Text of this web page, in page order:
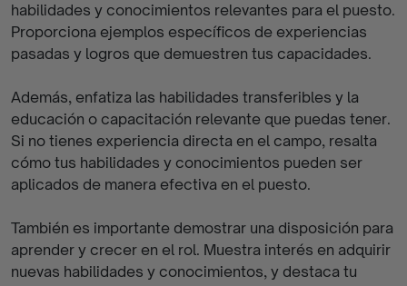
habilidades y conocimientos relevantes para el puesto.
Proporciona ejemplos específicos de experiencias
pasadas y logros que demuestren tus capacidades.
Además, enfatiza las habilidades transferibles y la
educación o capacitación relevante que puedas tener.
Si no tienes experiencia directa en el campo, resalta
cómo tus habilidades y conocimientos pueden ser
aplicados de manera efectiva en el puesto.
También es importante demostrar una disposición para
aprender y crecer en el rol. Muestra interés en adquirir
nuevas habilidades y conocimientos, y destaca tu